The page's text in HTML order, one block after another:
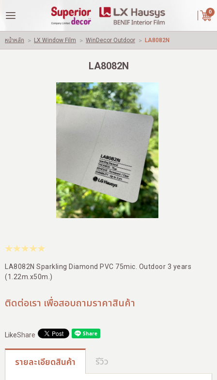
ไทย English
LOGIN REGISTER
ผลงานของเรา
ปัญหาใช้วัสดุทั่วไปอื่นๆ
ติดต่อเรา
บัญชีผู้ใช้
0
หน้าหลัก > LX Window Film > WinDecor Outdoor > LA8082N
LA8082N
LA8082N Sparkling Diamond PVC 75mic. Outdoor 3 years
(1.22m.x50m.)
ติดต่อเรา เพื่อสอบถามราคาสินค้า
LikeShare
รายละเอียดสินค้า รีวิว